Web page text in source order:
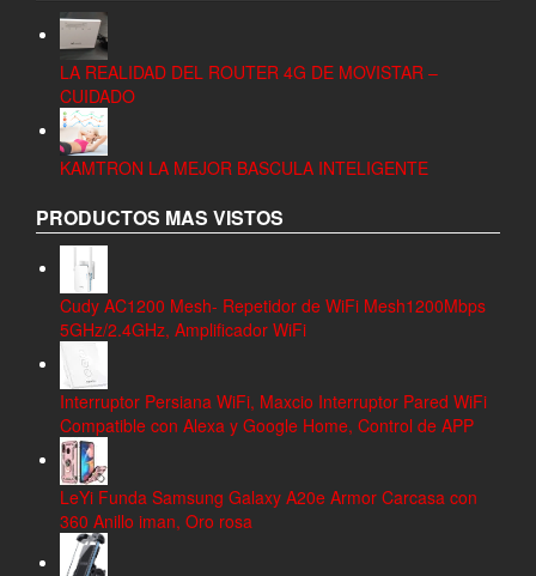
LA REALIDAD DEL ROUTER 4G DE MOVISTAR –
CUIDADO
KAMTRON LA MEJOR BASCULA INTELIGENTE
PRODUCTOS MAS VISTOS
Cudy AC1200 Mesh- Repetidor de WiFi Mesh1200Mbps
5GHz/2.4GHz, Amplificador WiFi
Interruptor Persiana WiFi, Maxcio Interruptor Pared WiFi
Compatible con Alexa y Google Home, Control de APP
LeYi Funda Samsung Galaxy A20e Armor Carcasa con
360 Anillo iman, Oro rosa